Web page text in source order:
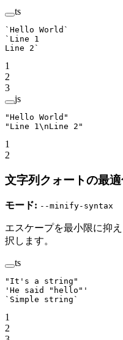
ts
`Hello World`
`Line 1
Line 2`
1
2
3
js
"Hello World"
"Line 1 \nLine 2"
1
2
文字列クォートの最
モード: --minify-syntax
エスケープを最小限に抑
択します。
ts
"It's a string"
'He said "hello"'
`Simple string`
1
2